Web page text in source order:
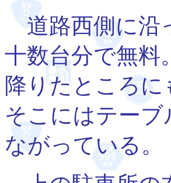
道路西側に沿
十数台分で無料
降りたところ
そこにはテー
ながっている。